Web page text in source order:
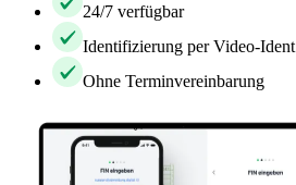
24/7 verfügbar
Identifizierung per Video-Ident
Ohne Terminvereinbarung